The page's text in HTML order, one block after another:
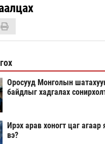
Оросууд Монголын
байдлыг хадгалах
Ирэх арав хоногт цаг агаар
вэ?